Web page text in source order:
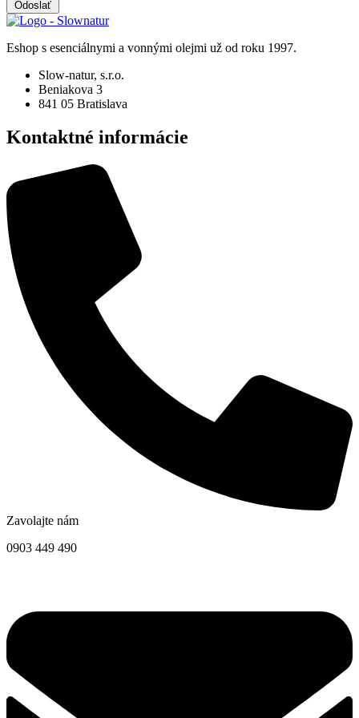
Odoslať
Eshop s esenciálnymi a vonnými olejmi už od roku 1997.
Slow-natur, s.r.o.
Beniakova 3
841 05 Bratislava
Kontaktné informácie
Zavolajte nám
0903 449 490